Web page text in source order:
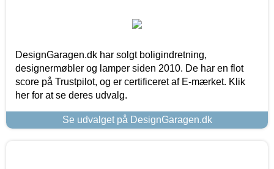
DesignGaragen.dk har solgt boligindretning,
designermøbler og lamper siden 2010. De har en flot
score på Trustpilot, og er certificeret af E-mærket. Klik
her for at se deres udvalg.
Se udvalget på DesignGaragen.dk